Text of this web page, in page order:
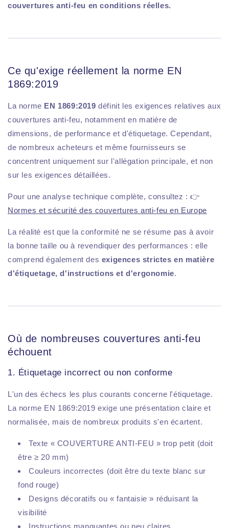
couvertures anti-feu en conditions réelles.
Ce qu'exige réellement la norme EN
1869:2019
La norme EN 1869:2019 définit les exigences relatives aux
couvertures anti-feu, notamment en matière de
dimensions, de performance et d'étiquetage. Cependant,
de nombreux acheteurs et même fournisseurs se
concentrent uniquement sur l'allégation principale, et non
sur les exigences détaillées.
Pour une analyse technique complète, consultez : 👉
Normes et sécurité des couvertures anti-feu en Europe
La réalité est que la conformité ne se résume pas à avoir
la bonne taille ou à revendiquer des performances : elle
comprend également des exigences strictes en matière
d'étiquetage, d'instructions et d'ergonomie.
Où de nombreuses couvertures anti-feu
échouent
1. Étiquetage incorrect ou non conforme
L'un des échecs les plus courants concerne l'étiquetage.
La norme EN 1869:2019 exige une présentation claire et
normalisée, mais de nombreux produits s'en écartent.
Texte « COUVERTURE ANTI-FEU » trop petit (doit
être ≥ 20 mm)
Couleurs incorrectes (doit être du texte blanc sur
fond rouge)
Designs décoratifs ou « fantaisie » réduisant la
visibilité